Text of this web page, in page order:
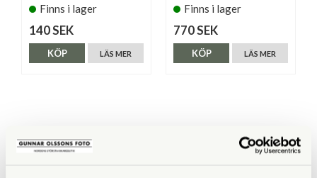
Finns i lager
140 SEK
LÄS MER
KÖP
Finns i lager
770 SEK
LÄS MER
KÖP
ANDRA KÖPTE ÄVEN